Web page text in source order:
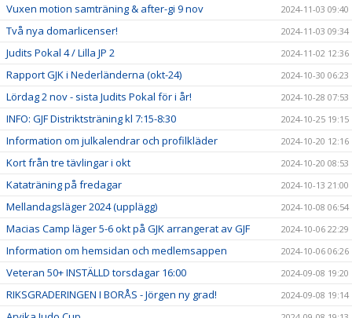
Vuxen motion samträning & after-gi 9 nov 2024-11-03 09:40
Två nya domarlicenser! 2024-11-03 09:34
Judits Pokal 4 / Lilla JP 2 2024-11-02 12:36
Rapport GJK i Nederländerna (okt-24) 2024-10-30 06:23
Lördag 2 nov - sista Judits Pokal för i år! 2024-10-28 07:53
INFO: GJF Distriktsträning kl 7:15-8:30 2024-10-25 19:15
Information om julkalendrar och profilkläder 2024-10-20 12:16
Kort från tre tävlingar i okt 2024-10-20 08:53
Kataträning på fredagar 2024-10-13 21:00
Mellandagsläger 2024 (upplägg) 2024-10-08 06:54
Macias Camp läger 5-6 okt på GJK arrangerat av GJF 2024-10-06 22:29
Information om hemsidan och medlemsappen 2024-10-06 06:26
Veteran 50+ INSTÄLLD torsdagar 16:00 2024-09-08 19:20
RIKSGRADERINGEN I BORÅS - Jörgen ny grad! 2024-09-08 19:14